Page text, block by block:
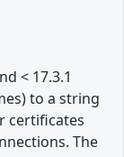
< 17.3.1
to a string
certificates
The